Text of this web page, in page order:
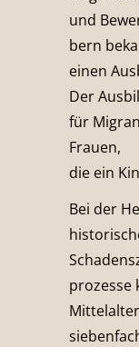
und
bern
einen
Der
für
Frauen,
die ein
Bei der
prozesse